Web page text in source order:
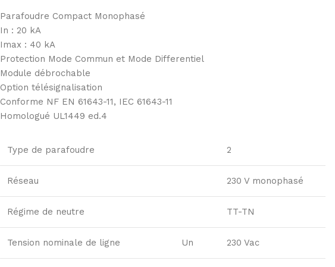
Parafoudre Compact Monophasé
In : 20 kA
Imax : 40 kA
Protection Mode Commun et Mode Differentiel
Module débrochable
Option télésignalisation
Conforme NF EN 61643-11, IEC 61643-11
Homologué UL1449 ed.4
Type de parafoudre 2
Réseau 230 V monophasé
Régime de neutre TT-TN
Tension nominale de ligne Un 230 Vac